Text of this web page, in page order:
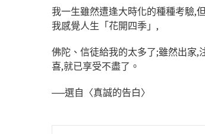
我一生雖然遭逢大時化的種種考驗,
我感覺人生「花開四季」,
佛陀、信徒給我的太多了;雖然出家,
喜,就已享受不盡了。
──選自〈真誠的告白〉